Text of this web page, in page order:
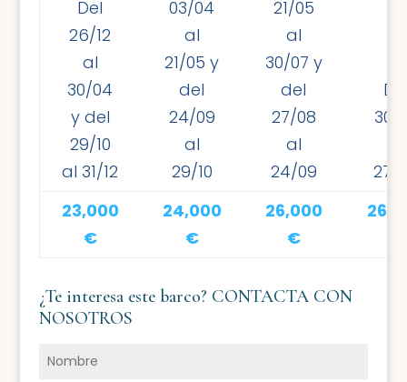
Del
26/12
al
30/04
y del
29/10
al 31/12
03/04
al
21/05 y
del
24/09
al
29/10
21/05
al
30/07 y
del
27/08
al
24/09
30/
27/
23,000
€
24,000
€
26,000
€
¿Te interesa este barco? CONTACTA CON
NOSOTROS